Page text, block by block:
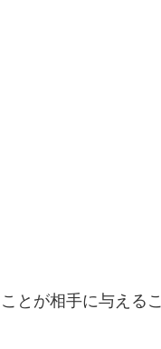
とが相手に与えるこ